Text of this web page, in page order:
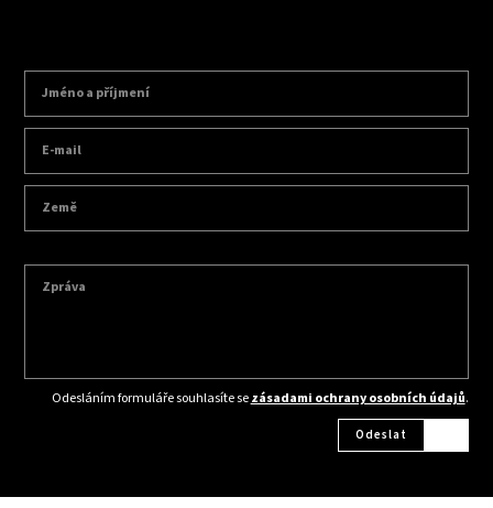
Odesláním formuláře souhlasíte sezásadami ochrany osobních údajů.
Odeslat